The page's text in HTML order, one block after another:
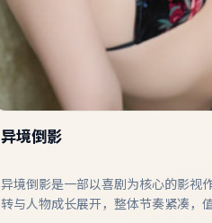
异境倒影
异境倒影是一部以喜剧为核心的影视
转与人物成长展开，整体节奏紧凑，